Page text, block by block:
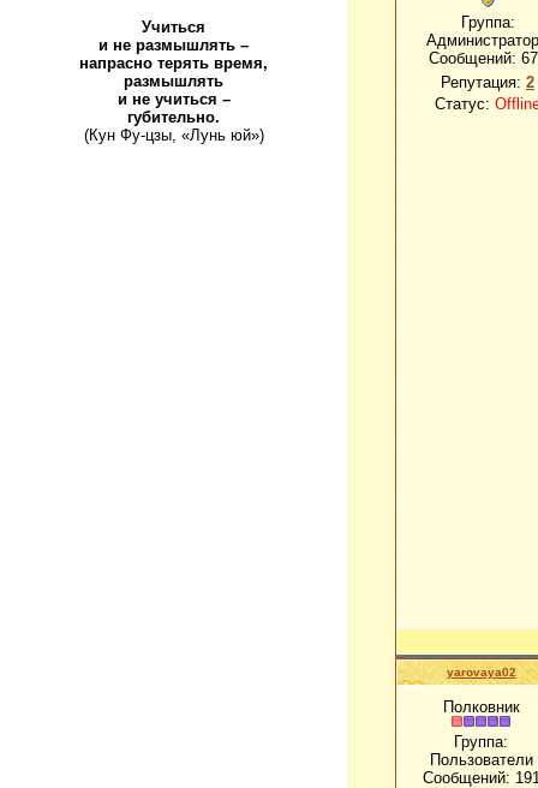
Учиться
и не размышлять –
напрасно терять время,
размышлять
и не учиться –
губительно.
(Кун Фу-цзы, «Лунь юй»)
Группа:
Сообщений:
Репутация: 2
Статус:
yarovaya02
Полковник
Группа:
Пользователи
Сообщений: